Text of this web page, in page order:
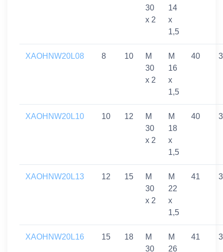
30
x 2
14
x
1,5
XAOHNW20L08 8 10
M
30
x 2
M
16
x
1,5
40
XAOHNW20L10 10 12
M
30
x 2
M
18
x
1,5
40
XAOHNW20L13 12 15
M
30
x 2
M
22
x
1,5
41
XAOHNW20L16 15 18
M
30
M
26
41